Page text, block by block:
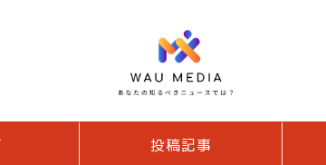
投稿記事